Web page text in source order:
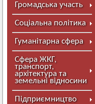
Громадська участь
Соціальна політика
Гуманітарна сфера
Сфера ЖКГ,
транспорт,
архітектура та
земельні відносини
Підприємництво